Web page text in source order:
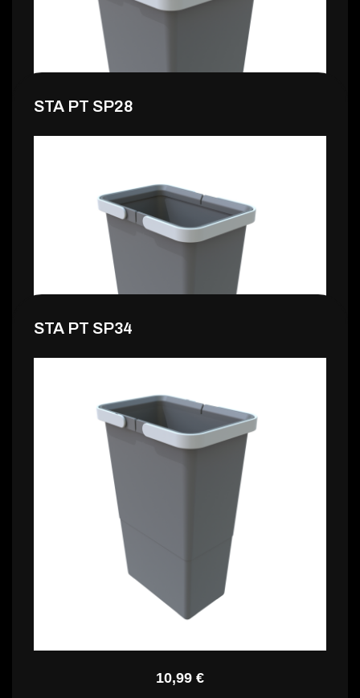
10,99 €
12,99 €
STA PT SP28
STA PT SS34
STA PT SP34
10,99 €